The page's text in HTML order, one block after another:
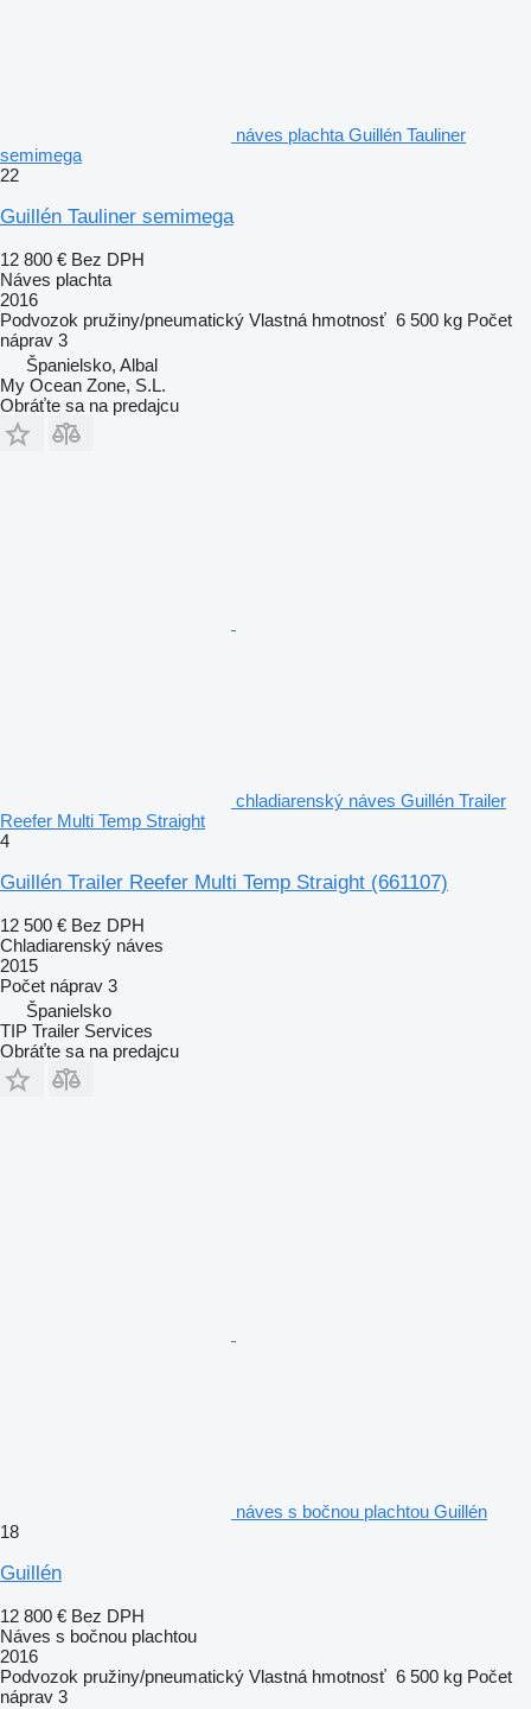
náves plachta Guillén Tauliner
semimega
22
Guillén Tauliner semimega
12 800 € Bez DPH
Náves plachta
2016
Podvozok pružiny/pneumatický Vlastná hmotnosť 6 500 kg Počet
náprav 3
Španielsko, Albal
My Ocean Zone, S.L.
Obráťte sa na predajcu
chladiarenský náves Guillén Trailer
Reefer Multi Temp Straight
4
Guillén Trailer Reefer Multi Temp Straight (661107)
12 500 € Bez DPH
Chladiarenský náves
2015
Počet náprav 3
Španielsko
TIP Trailer Services
Obráťte sa na predajcu
náves s bočnou plachtou Guillén
18
Guillén
12 800 € Bez DPH
Náves s bočnou plachtou
2016
Podvozok pružiny/pneumatický Vlastná hmotnosť 6 500 kg Počet
náprav 3